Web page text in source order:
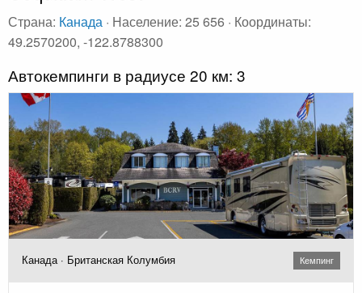
Страна: Канада · Население: 25 656 · Координаты:
49.2570200, -122.8788300
Автокемпинги в радиусе 20 км: 3
Канада · Британская Колумбия Кемпинг